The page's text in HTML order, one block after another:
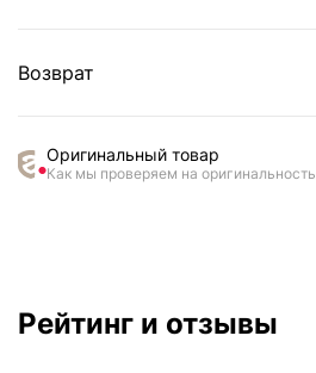
Возврат
Оригинальный товар
Как мы проверяем на оригинальность
Рейтинг и отзывы